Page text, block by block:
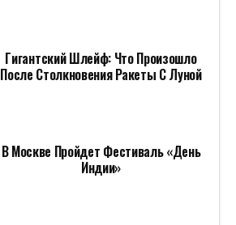
Гигантский Шлейф: Что Произошло
После Столкновения Ракеты С Луной
В Москве Пройдет Фестиваль «День
Индии»